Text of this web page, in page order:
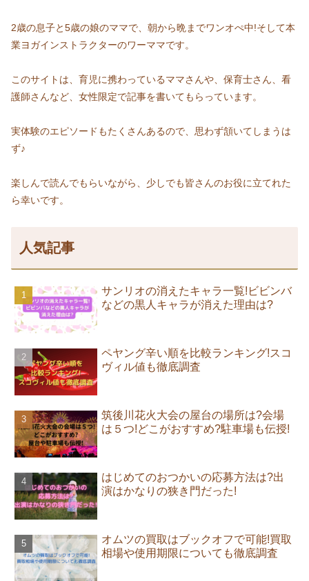
2歳の息子と5歳の娘のママで、朝から晩までワンオぺ中!そして本
業ヨガインストラクターのワーママです。
このサイトは、育児に携わっているママさんや、保育士さん、看
護師さんなど、女性限定で記事を書いてもらっています。
実体験のエピソードもたくさんあるので、思わず頷いてしまうは
ず♪
楽しんで読んでもらいながら、少しでも皆さんのお役に立てれた
ら幸いです。
人気記事
サンリオの消えたキャラ一覧!ビビンバ
などの黒人キャラが消えた理由は?
ペヤング辛い順を比較ランキング!スコ
ヴィル値も徹底調査
筑後川花火大会の屋台の場所は?会場
は５つ!どこがおすすめ?駐車場も伝授!
はじめてのおつかいの応募方法は?出
演はかなりの狭き門だった!
オムツの買取はブックオフで可能!買取
相場や使用期限についても徹底調査